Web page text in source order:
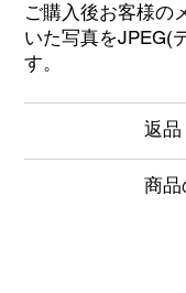
ご購入後お客様の
いた写真をJPEG(
す。
返品
商品